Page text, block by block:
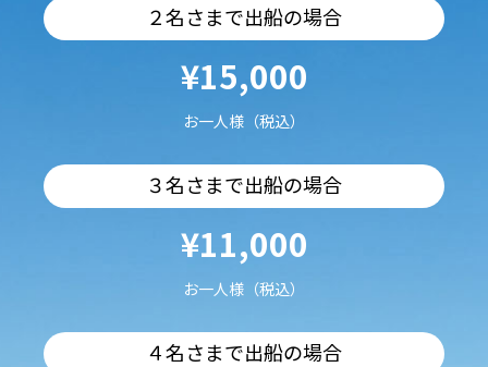
２名さまで出船の場合
¥15,000
お一人様（税込）
３名さまで出船の場合
¥11,000
お一人様（税込）
４名さまで出船の場合